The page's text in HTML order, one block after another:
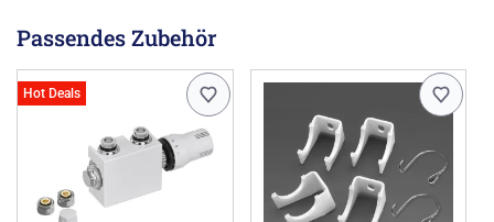
Passendes Zubehör
Hot Deals